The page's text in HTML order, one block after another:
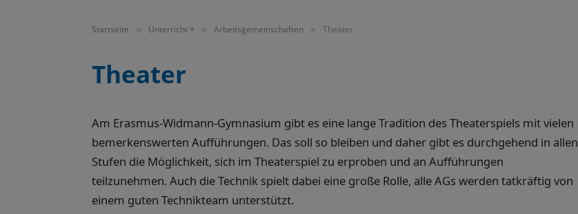
Startseite » Unterricht + » Arbeitsgemeinschaften » Theater
Theater
Am Erasmus-Widmann-Gymnasium gibt es eine lange Tradition des Theaterspiels mit vielen
bemerkenswerten Aufführungen. Das soll so bleiben und daher gibt es durchgehend in allen
Stufen die Möglichkeit, sich im Theaterspiel zu erproben und an Aufführungen
teilzunehmen. Auch die Technik spielt dabei eine große Rolle, alle AGs werden tatkräftig von
einem guten Technikteam unterstützt.